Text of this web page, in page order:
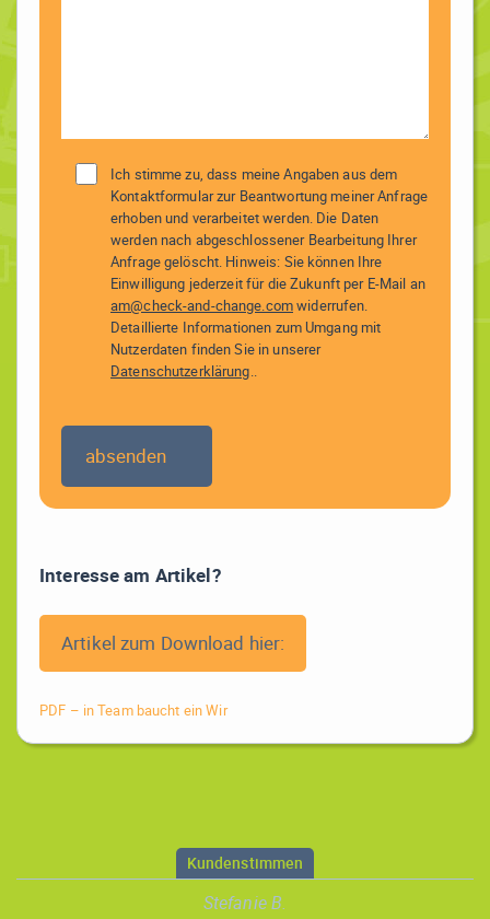
Ich stimme zu, dass meine Angaben aus dem
Kontaktformular zur Beantwortung meiner Anfrage
erhoben und verarbeitet werden. Die Daten
werden nach abgeschlossener Bearbeitung Ihrer
Anfrage gelöscht. Hinweis: Sie können Ihre
Einwilligung jederzeit für die Zukunft per E-Mail an
am@check-and-change.comwiderrufen.
Detaillierte Informationen zum Umgang mit
Nutzerdaten finden Sie in unserer
Datenschutzerklärung
Interesse am Artikel?
Artikel zum Download hier:
PDF – in Team baucht ein Wir
Kundenstimmen
Stefanie B.